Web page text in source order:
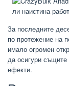
За последните
по протежение на
имало огромен
да осигури същите
ефекти.